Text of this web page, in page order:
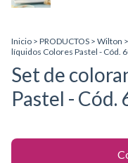
Inicio > PRODUCTOS > Wilton >
líquidos Colores Pastel - Cód.
Set de
Pastel -